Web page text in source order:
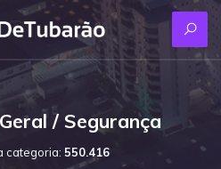
/ Segurança
categoria: 550.416